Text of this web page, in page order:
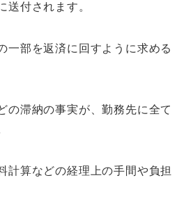
送付されます。
一部を返済に回すように求める
の滞納の事実が、勤務先に全て
計算などの経理上の手間や負担